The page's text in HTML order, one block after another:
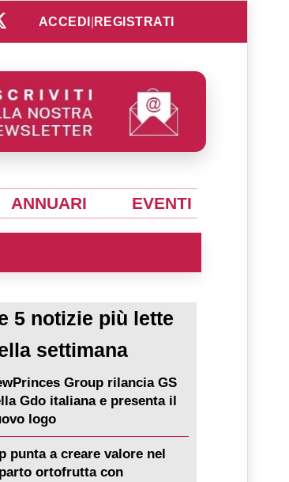
ACCEDI REGISTRATI
ANNUARI EVENTI
5 notizie più lette
settimana
Group rilancia GS
Gdo italiana e presenta il
logo
punta a creare valore nel
ortofrutta con